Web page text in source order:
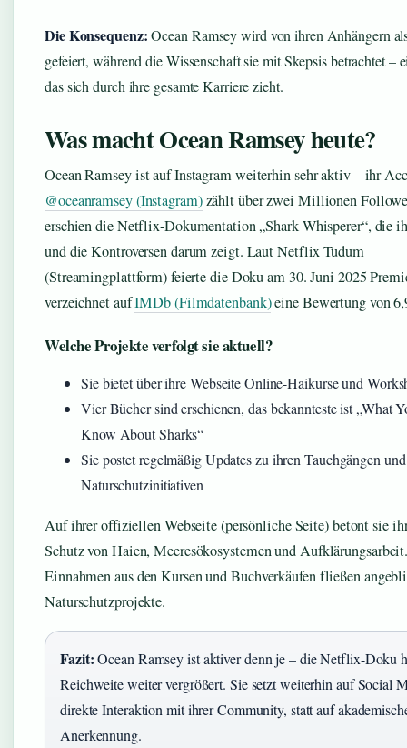
Die Konsequenz:Ocean Ramsey wird von ihren Anhängern
gefeiert, während die Wissenschaft sie mit Skepsis betrachtet –
das sich durch ihre gesamte Karriere zieht.
Was macht Ocean Ramsey heute?
Ocean Ramsey ist auf Instagram weiterhin sehr aktiv – ihr
@oceanramsey (Instagram)zählt über zwei Millionen
erschien die Netflix-Dokumentation „Shark Whisperer“, die
und die Kontroversen darum zeigt. Laut Netflix Tudum
(Streamingplattform) feierte die Doku am 30. Juni 2025
verzeichnet aufIMDb (Filmdatenbank)eine Bewertung von
Welche Projekte verfolgt sie aktuell?
Sie bietet über ihre Webseite Online-Haikurse und
Vier Bücher sind erschienen, das bekannteste ist „What
Know About Sharks“
Sie postet regelmäßig Updates zu ihren Tauchgängen und
Naturschutzinitiativen
Auf ihrer offiziellen Webseite (persönliche Seite) betont sie
Schutz von Haien, Meeresökosystemen und
Einnahmen aus den Kursen und Buchverkäufen fließen
Naturschutzprojekte.
Fazit:Ocean Ramsey ist aktiver denn je – die Netflix-Doku
Reichweite weiter vergrößert. Sie setzt weiterhin auf Social
direkte Interaktion mit ihrer Community, statt auf
Anerkennung.